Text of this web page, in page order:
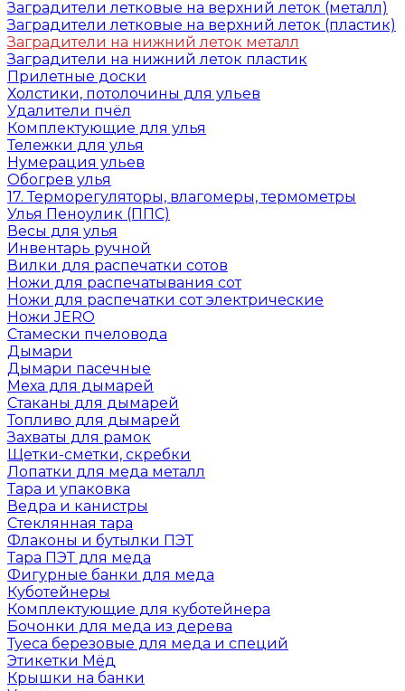
Заградители летковые на верхний леток (металл)
Заградители летковые на верхний леток (пластик)
Заградители на нижний леток металл
Заградители на нижний леток пластик
Прилетные доски
Холстики, потолочины для ульев
Удалители пчёл
Комплектующие для улья
Тележки для улья
Нумерация ульев
Обогрев улья
17. Терморегуляторы, влагомеры, термометры
Улья Пеноулик (ППС)
Весы для улья
Инвентарь ручной
Вилки для распечатки сотов
Ножи для распечатывания сот
Ножи для распечатки сот электрические
Ножи JERO
Стамески пчеловода
Дымари
Дымари пасечные
Меха для дымарей
Стаканы для дымарей
Топливо для дымарей
Захваты для рамок
Щетки-сметки, скребки
Лопатки для меда металл
Тара и упаковка
Ведра и канистры
Стеклянная тара
Флаконы и бутылки ПЭТ
Тара ПЭТ для меда
Фигурные банки для меда
Куботейнеры
Комплектующие для куботейнера
Бочонки для меда из дерева
Туеса березовые для меда и специй
Этикетки Мёд
Крышки на банки